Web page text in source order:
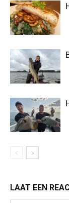
LAAT EEN